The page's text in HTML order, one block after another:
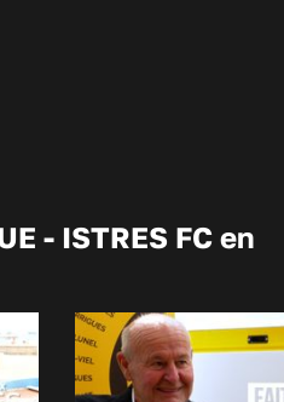
- ISTRES FC en